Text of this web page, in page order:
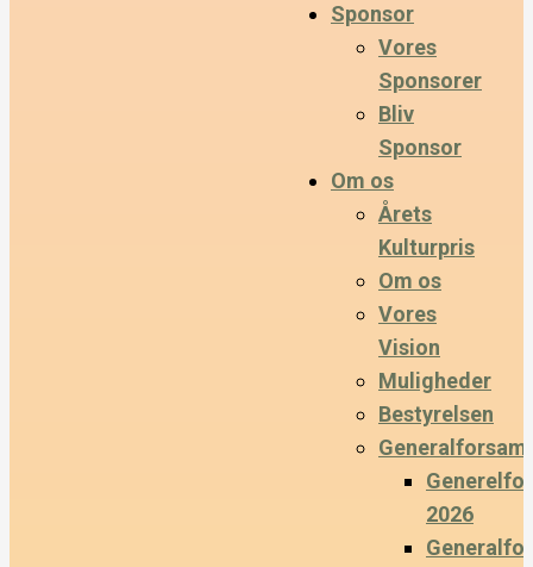
Sponsor
Vores
Sponsorer
Bliv
Sponsor
Om os
Årets
Kulturpris
Om os
Vores
Vision
Muligheder
Bestyrelsen
2026